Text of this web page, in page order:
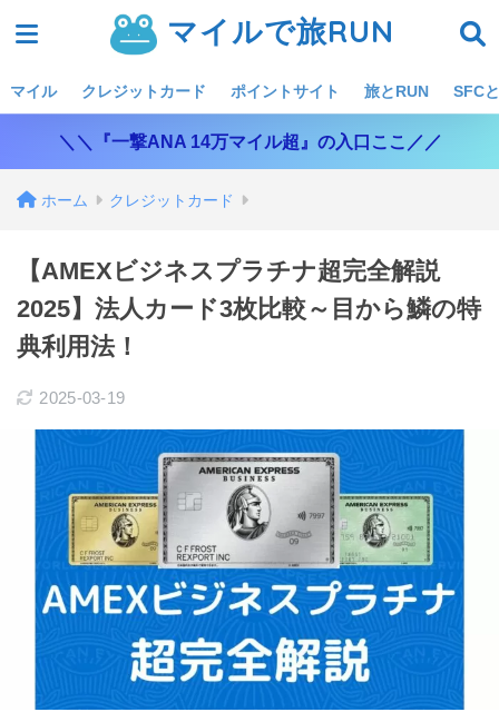
マイルで旅RUN
マイル クレジットカード ポイントサイト 旅とRUN SFC
＼＼『一撃ANA 14万マイル超』の入口ここ／／
ホーム クレジットカード
【AMEXビジネスプラチナ超完全解説
2025】法人カード3枚比較～目から鱗の特
典利用法！
2025-03-19